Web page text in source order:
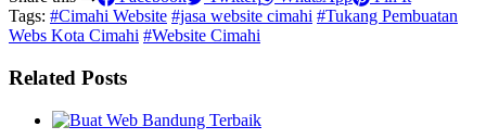
Tags: #Cimahi Website #jasa website cimahi #Tukang Pembuatan
Webs Kota Cimahi #Website Cimahi
Related Posts